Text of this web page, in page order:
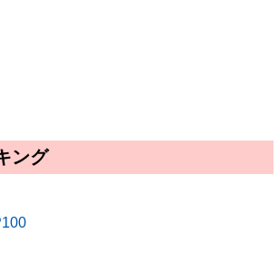
ング